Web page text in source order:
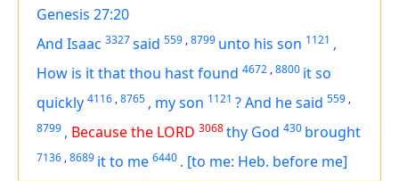
Genesis 27:20
And Isaac 3327said 559 ,8799 unto his son 1121 ,
How is itthat thou hast found 4672 ,8800 itso
quickly 4116 ,8765 , my son 1121 ?And he said 559 ,
8799 , Because the LORD 3068thy God 430 brought
7136 ,8689 itto me 6440 . [to me: Heb. before me]